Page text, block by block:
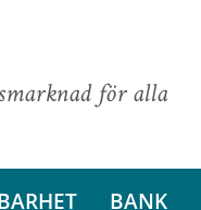
för alla
BANK